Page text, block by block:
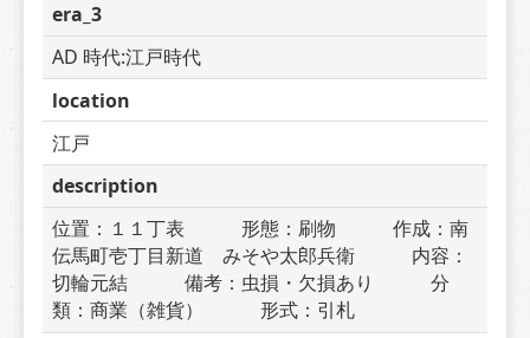
era_3
AD 時代:江戸時代
location
江戸
description
位置：１１丁表　　　形態：刷物　　　作成：南
伝馬町壱丁目新道　みそや太郎兵衛　　　内容：
切輪元結　　　備考：虫損・欠損あり　　　分
類：商業（雑貨）　　　形式：引札